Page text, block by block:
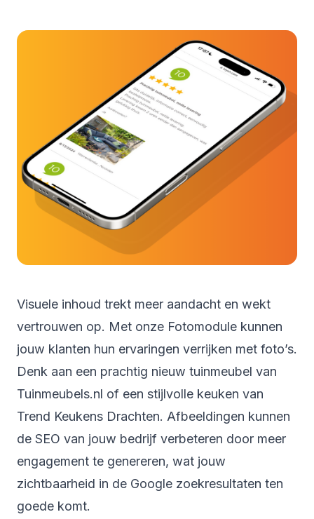
Visuele inhoud trekt meer aandacht en wekt
vertrouwen op. Met onze Fotomodule kunnen
jouw klanten hun ervaringen verrijken met foto’s.
Denk aan een prachtig nieuw tuinmeubel van
Tuinmeubels.nl of een stijlvolle keuken van
Trend Keukens Drachten. Afbeeldingen kunnen
de SEO van jouw bedrijf verbeteren door meer
engagement te genereren, wat jouw
zichtbaarheid in de Google zoekresultaten ten
goede komt.